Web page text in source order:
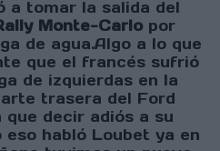
a tomar la salida del
Monte-Carlo por
de agua.Algo a lo que
que el francés sufrió
de izquierdas en la
trasera del Ford
decir adiós a su
habló Loubet ya en